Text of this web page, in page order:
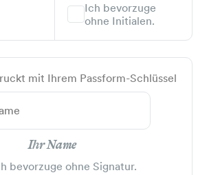
Ich bevorzuge
ohne Initialen.
mit Ihrem Passform-Schlüssel
Ihr Name
bevorzuge ohne Signatur.